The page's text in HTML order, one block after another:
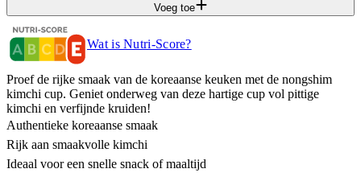
Voeg toe
Wat is Nutri-Score?
Proef de rijke smaak van de koreaanse keuken met de nongshim
kimchi cup. Geniet onderweg van deze hartige cup vol pittige
kimchi en verfijnde kruiden!
Authentieke koreaanse smaak
Rijk aan smaakvolle kimchi
Ideaal voor een snelle snack of maaltijd